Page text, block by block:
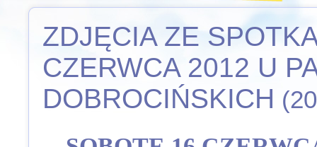
ZDJĘCIA ZE
CZERWCA 2012 U
DOBROCIŃSKICH